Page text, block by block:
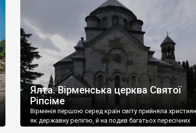
називаються «повстяками» (postaki)…” “Вино. Крим
виробляє відмінне вино і його вдосталь: воно все
легке біле і дуже […]
Ялта. Вірменська церква Святої
Ріпсіме
Вірменія першою серед країн світу прийняла
як державну релігію, й на подив багатьох пересічних